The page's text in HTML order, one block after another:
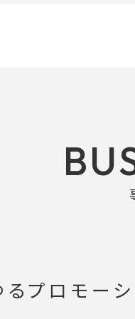
プロモーシ